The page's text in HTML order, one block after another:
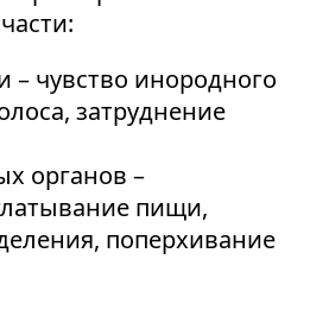
– чувство инородного
затруднение
органов –
пищи,
поперхивание